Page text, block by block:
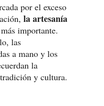
por el exceso
la artesanía
importante.
las
a mano y los
la
y cultura.